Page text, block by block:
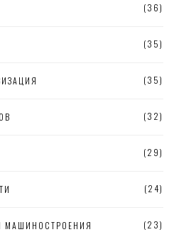
(36)
(35)
(35)
(32)
(29)
(24)
МАШИНОСТРОЕНИЯ (23)